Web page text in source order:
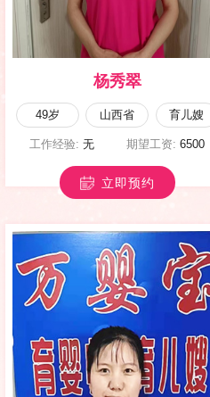
马淑英
47岁 陕西省 育婴嫂
工作经验:10年以上 期望工资:13800
立即预约